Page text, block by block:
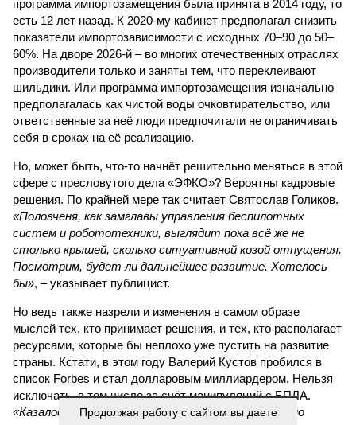
программа импортозамещения была принята в 2014 году, то
есть 12 лет назад. К 2020-му кабинет предполагал снизить
показатели импортозависимости с исходных 70–90 до 50–
60%. На дворе 2026-й – во многих отечественных отраслях
производители только и заняты тем, что переклеивают
шильдики. Или программа импортозамещения изначально
предполагалась как чистой воды очковтирательство, или
ответственные за неё люди предпочитали не ограничивать
себя в сроках на её реализацию.
Но, может быть, что-то начнёт решительно меняться в этой
сфере с пресловутого дела «ЭФКО»? Вероятны кадровые
решения. По крайней мере так считает Святослав Голиков.
«Половченя, как замглавы управления беспилотных
систем и робототехники, выглядит пока всё же не
столько крышей, сколько ситуативной козой отпущения.
Посмотрим, будет ли дальнейшее развитие. Хотелось
бы», – указывает публицист.
Но ведь также назрели и изменения в самом образе
мыслей тех, кто принимает решения, и тех, кто располагает
ресурсами, которые бы неплохо уже пустить на развитие
страны. Кстати, в этом году Валерий Кустов пробился в
список Forbes и стал долларовым миллиардером. Нельзя
исключать, в том числе за счёт манипуляций с БПЛА.
«Казалось бы, «ЭФКО» приносит хороший доход, но
Продолжая работу с сайтом вы даете